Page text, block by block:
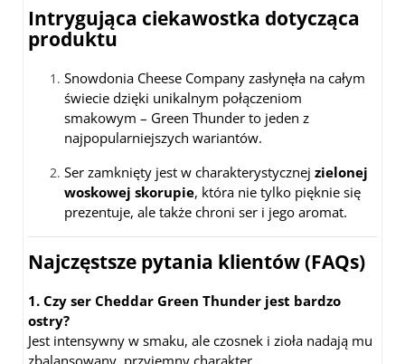
Intrygująca ciekawostka dotycząca
produktu
Snowdonia Cheese Company zasłynęła na całym
świecie dzięki unikalnym połączeniom
smakowym – Green Thunder to jeden z
najpopularniejszych wariantów.
Ser zamknięty jest w charakterystycznej zielonej
woskowej skorupie, która nie tylko pięknie się
prezentuje, ale także chroni ser i jego aromat.
Najczęstsze pytania klientów (FAQs)
1. Czy ser Cheddar Green Thunder jest bardzo
ostry?
Jest intensywny w smaku, ale czosnek i zioła nadają mu
zbalansowany, przyjemny charakter.